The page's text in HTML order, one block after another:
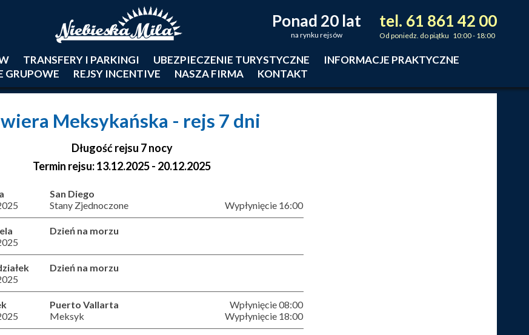
tel. 61 861 42 00
Od poniedz. do piątku 10:00 - 18:00
Ponad 20 lat
na rynku rejsów
TRANSFERY I PARKINGI UBEZPIECZENIE TURYSTYCZNE
INFORMACJE PRAKTYCZNE
GRUPOWE
REJSY INCENTIVE NASZA FIRMA KONTAKT
Meksykańska - rejs 7 dni
Długość rejsu 7 nocy
Termin rejsu: 13.12.2025 - 20.12.2025
San Diego
Stany Zjednoczone
Wypłynięcie 16:00
Dzień na morzu
Dzień na morzu
Puerto Vallarta
Meksyk
Wpłynięcie 08:00
Wypłynięcie 18:00